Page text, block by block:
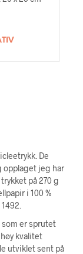
De
opplaget jeg har
på 270 g
i 100 %
er sprutet
kvalitet
utviklet sent på